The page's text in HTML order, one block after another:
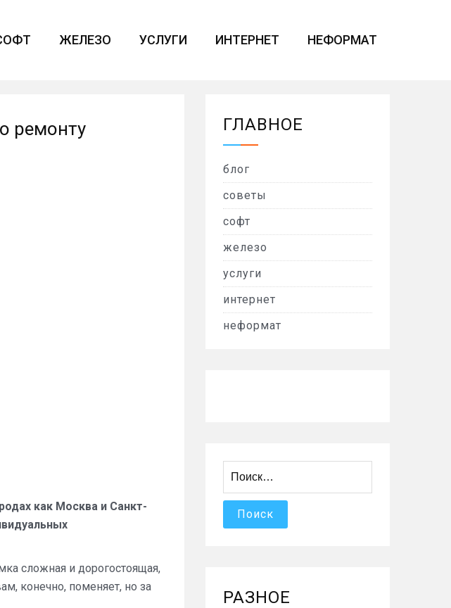
ЖЕЛЕЗО УСЛУГИ ИНТЕРНЕТ НЕФОРМАТ
ремонту
как Москва и Санкт-
сложная и дорогостоящая,
конечно, поменяет, но за
ГЛАВНОЕ
блог
советы
софт
железо
услуги
интернет
неформат
РАЗНОЕ